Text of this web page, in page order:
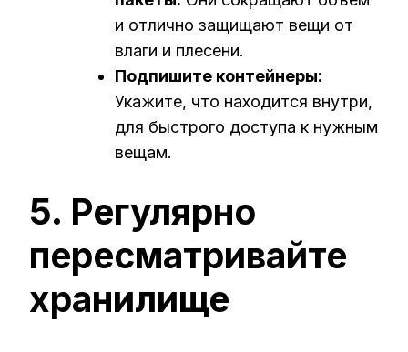
и отлично защищают вещи от
влаги и плесени.
Подпишите контейнеры:
Укажите, что находится внутри,
для быстрого доступа к нужным
вещам.
5. Регулярно
пересматривайте
хранилище